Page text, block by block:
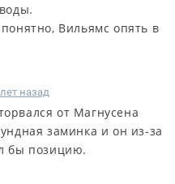
Вильямс опять в
назад
от Магнусена
заминка и он из-за
бы позицию.